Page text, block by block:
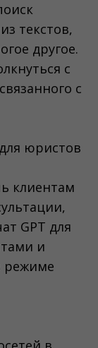
текстов,
другое.
с
с
юристов
клиентам
GPT для
и
режиме